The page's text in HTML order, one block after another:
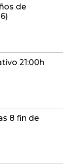
de
21:00h
8 fin de